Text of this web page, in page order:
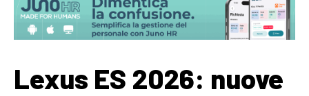
Lexus ES 2026: nuove